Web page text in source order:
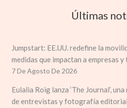
Últimas
Jumpstart: EE.UU. redefine la
medidas que impactan a empresas
7 De Agosto De 2026
Eulalia Roig lanza ‘The Journal’,
de entrevistas y fotografía editorial